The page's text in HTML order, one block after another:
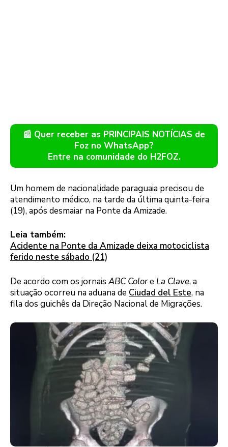
📰 Quer receber as PRINCIPAIS NOTÍCIAS de
Foz no WhatsApp?
Entre na comunidade do H2FOZ.
Um homem de nacionalidade paraguaia precisou de
atendimento médico, na tarde da última quinta-feira
(19), após desmaiar na Ponte da Amizade.
Leia também:
Acidente na Ponte da Amizade deixa motociclista
ferido neste sábado (21)
De acordo com os jornaisABC Colore La Clave, a
situação ocorreu na aduana de Ciudad del Este, na
fila dos guichês da Direção Nacional de Migrações.